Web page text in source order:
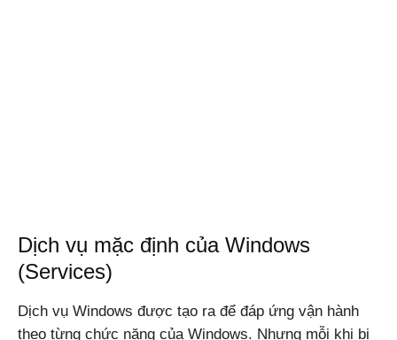
Dịch vụ mặc định của Windows
(Services)
Dịch vụ Windows được tạo ra để đáp ứng vận hành
theo từng chức năng của Windows. Nhưng mỗi khi bị